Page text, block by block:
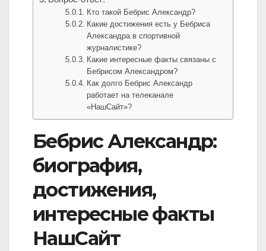
Кто такой Бебрис Александр?
Какие достижения есть у Бебриса
Александра в спортивной
журналистике?
Какие интересные факты связаны с
Бебрисом Александром?
Как долго Бебрис Александр
работает на телеканале
«НашСайт»?
Бебрис Александр:
биография,
достижения,
интересные факты
НашСайт